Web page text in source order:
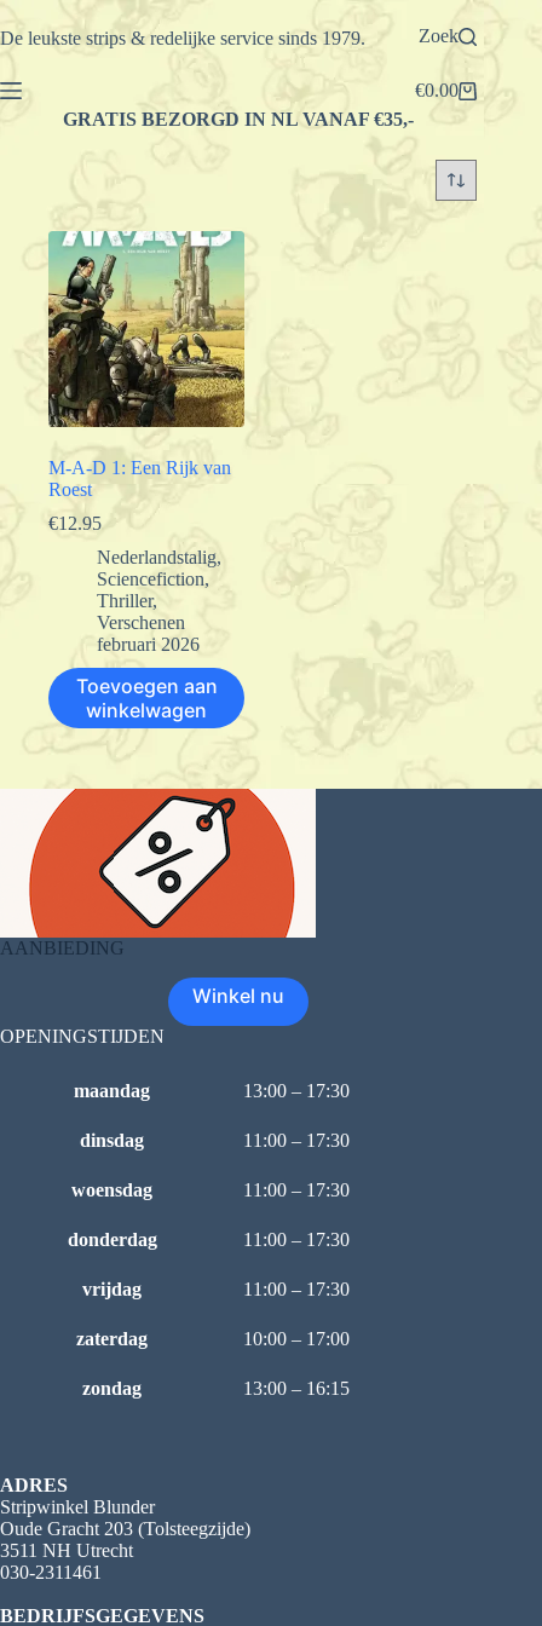
Ga
naar
De leukste strips & redelijke service sinds 1979. Zoek
Winkelwagen
€0.00
GRATIS BEZORGD IN NL VANAF €35,-
M-A-D 1: Een Rijk van
Roest
€12.95
Nederlandstalig,
Sciencefiction,
Thriller,
Verschenen
februari 2026
Toevoegen aan
winkelwagen
AANBIEDING
Winkel nu
OPENINGSTIJDEN
maandag 13:00 – 17:30
dinsdag 11:00 – 17:30
woensdag 11:00 – 17:30
donderdag 11:00 – 17:30
vrijdag 11:00 – 17:30
zaterdag 10:00 – 17:00
zondag 13:00 – 16:15
ADRES
Stripwinkel Blunder
Oude Gracht 203 (Tolsteegzijde)
3511 NH Utrecht
030-2311461
BEDRIJFSGEGEVENS